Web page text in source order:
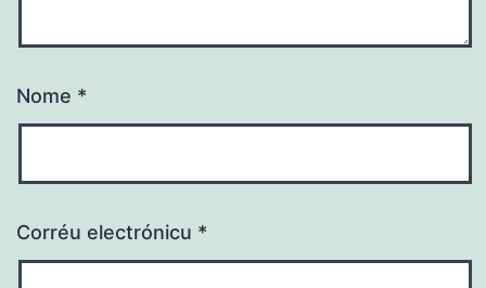
Nome *
Corréu electrónicu *